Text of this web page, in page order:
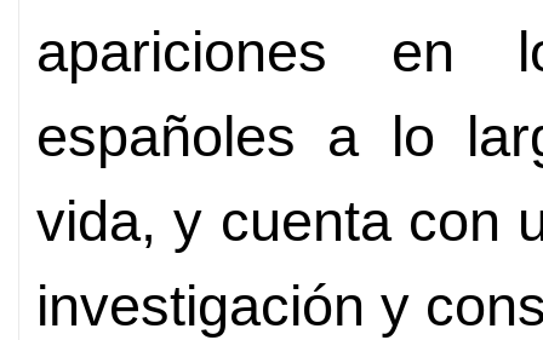
apariciones en
españoles a lo
vida, y cuenta con
investigación y